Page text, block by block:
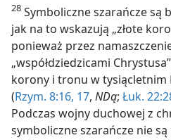
28 Symboliczne szarańcze
jak na to wskazują „złote
ponieważ przez
„współdziedzicami
korony i tronu w tysiącletnim
(Rzym. 8:16, 17, NDą; Łuk.
Podczas wojny duchowej z
symboliczne szarańcze nie